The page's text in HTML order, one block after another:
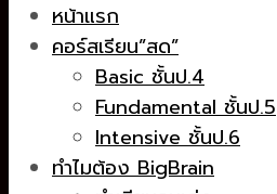
หน้าแรก
คอร์สเรียน”สด”
Basic ชั้นป.4
Fundamental ชั้นป.5
Intensive ชั้นป.6
ทำไมต้อง BigBrain